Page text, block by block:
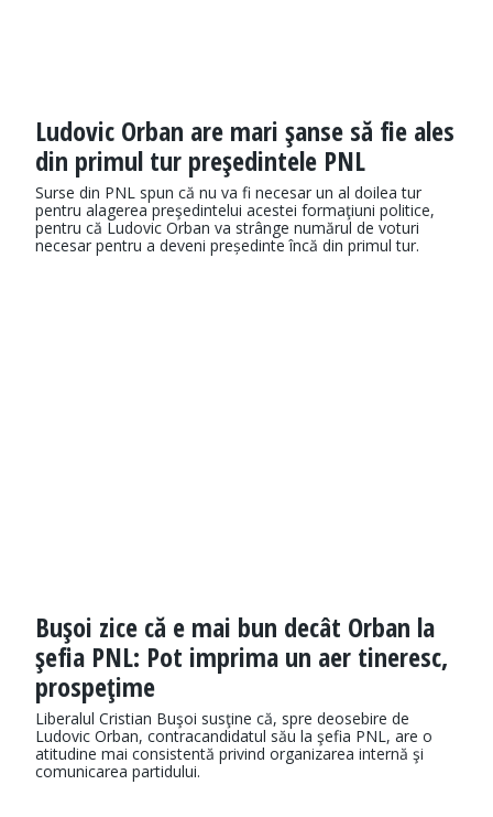
Ludovic Orban are mari şanse să fie ales
din primul tur preşedintele PNL
Surse din PNL spun că nu va fi necesar un al doilea tur
pentru alagerea preşedintelui acestei formaţiuni politice,
pentru că Ludovic Orban va strânge numărul de voturi
necesar pentru a deveni președinte încă din primul tur.
Buşoi zice că e mai bun decât Orban la
şefia PNL: Pot imprima un aer tineresc,
prospeţime
Liberalul Cristian Buşoi susţine că, spre deosebire de
Ludovic Orban, contracandidatul său la şefia PNL, are o
atitudine mai consistentă privind organizarea internă şi
comunicarea partidului.